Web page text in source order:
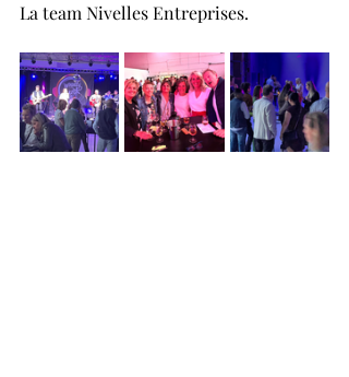
La team Nivelles Entreprises.